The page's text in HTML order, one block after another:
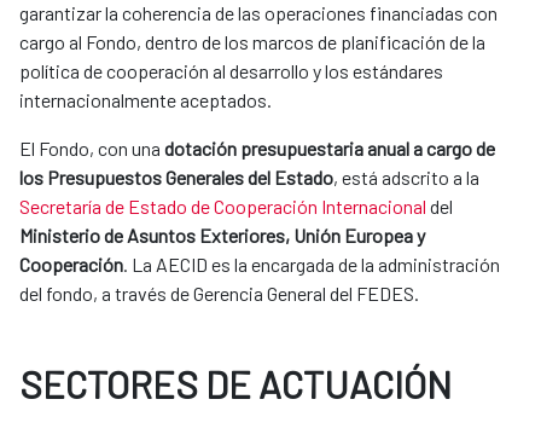
garantizar la coherencia de las operaciones financiadas con
cargo al Fondo, dentro de los marcos de planificación de la
política de cooperación al desarrollo y los estándares
internacionalmente aceptados.
El Fondo, con una dotación presupuestaria anual a cargo de
los Presupuestos Generales del Estado, está adscrito a la
Secretaría de Estado de Cooperación Internacional del
Ministerio de Asuntos Exteriores, Unión Europea y
Cooperación. La AECID es la encargada de la administración
del fondo, a través de Gerencia General del FEDES.
SECTORES DE ACTUACIÓN